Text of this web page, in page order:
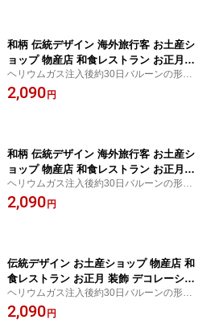
和柄 伝統デザイン 海外旅行客 お土産シ
ョップ 物産店 和食レストラン お正月 1
か月浮遊 Ibrexバルーン 14インチ花雅パ
ッケージ入 ダイヤ W35.5cm×H35cm 02
ヘリウムガス注入後約30日バルーンの形状
を維持し、浮遊します。
2,090 円
和柄 伝統デザイン 海外旅行客 お土産シ
ョップ 物産店 和食レストラン お正月 1
か月浮遊 Ibrexバルーン 14インチ花吹雪
パッケージ入 ダイヤ W35.5cm×H35cm
ヘリウムガス注入後約30日バルーンの形状
を維持し、浮遊します。
2,090 円
伝統デザイン お土産ショップ 物産店 和
食レストラン お正月 装飾 デコレーショ
ン 1か月浮遊 Ibrexバルーン 14インチ千
代紙 牡丹と桜パッケージ入 ラウンド
ヘリウムガス注入後約30日バルーンの形状
を維持し、浮遊します。
2,090 円